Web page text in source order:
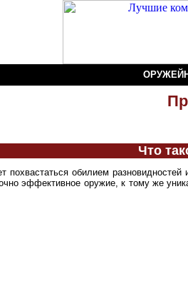
Что
обилием
эффективное оружие, к тому же